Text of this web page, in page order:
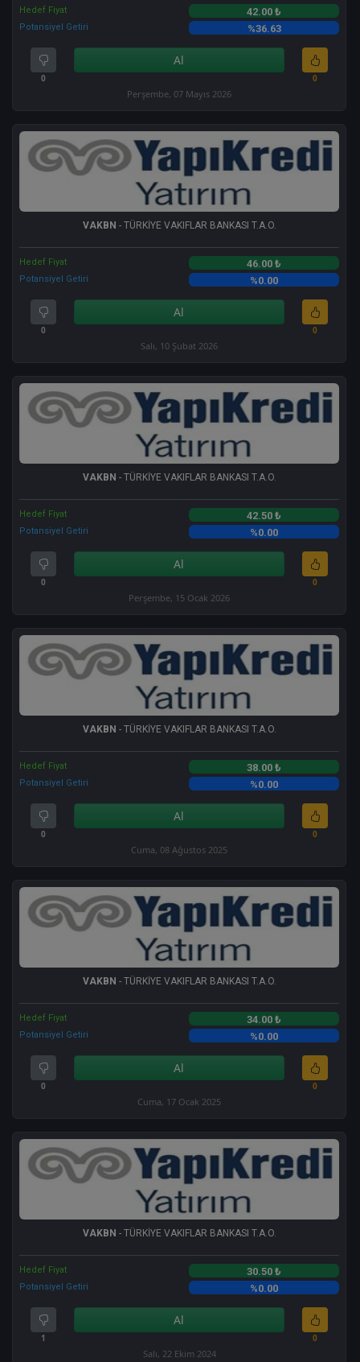
Hedef Fiyat 42.00 ₺
Potansiyel Getiri %36.63
0
Al
0
Perşembe, 07 Mayıs 2026
VAKBN - TÜRKİYE VAKIFLAR BANKASI T.A.O.
Hedef Fiyat 46.00 ₺
Potansiyel Getiri %0.00
0
Al
0
Salı, 10 Şubat 2026
VAKBN - TÜRKİYE VAKIFLAR BANKASI T.A.O.
Hedef Fiyat 42.50 ₺
Potansiyel Getiri %0.00
0
Al
0
Perşembe, 15 Ocak 2026
VAKBN - TÜRKİYE VAKIFLAR BANKASI T.A.O.
Hedef Fiyat 38.00 ₺
Potansiyel Getiri %0.00
0
Al
0
Cuma, 08 Ağustos 2025
VAKBN - TÜRKİYE VAKIFLAR BANKASI T.A.O.
Hedef Fiyat 34.00 ₺
Potansiyel Getiri %0.00
0
Al
0
Cuma, 17 Ocak 2025
VAKBN - TÜRKİYE VAKIFLAR BANKASI T.A.O.
Hedef Fiyat 30.50 ₺
Potansiyel Getiri %0.00
1
Al
0
Salı, 22 Ekim 2024